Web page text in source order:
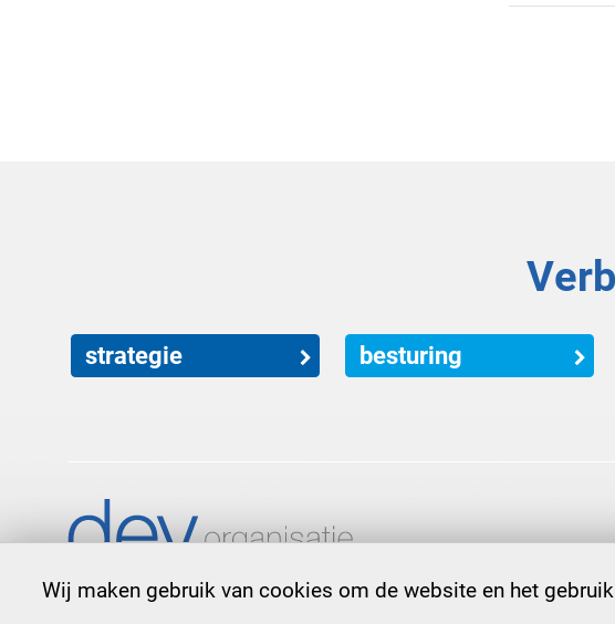
strategie besturing
Wij maken gebruik van cookies om de website en het